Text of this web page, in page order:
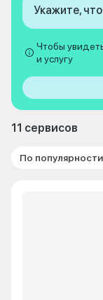
Укажите,
Чтобы
и услугу
11 сервисов
По популярности